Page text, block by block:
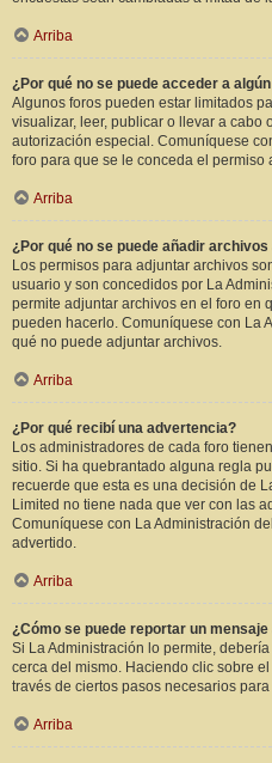
Arriba
¿Por qué no se puede acceder a
Algunos foros pueden estar limitados
visualizar, leer, publicar o llevar a cabo
autorización especial. Comuníquese
foro para que se le conceda el permiso
Arriba
¿Por qué no se puede añadir
Los permisos para adjuntar archivos
usuario y son concedidos por La
permite adjuntar archivos en el foro en
pueden hacerlo. Comuníquese con La
qué no puede adjuntar archivos.
Arriba
¿Por qué recibí una advertencia?
Los administradores de cada foro
sitio. Si ha quebrantado alguna regla
recuerde que esta es una decisión de
Limited no tiene nada que ver con las
Comuníquese con La Administración
advertido.
Arriba
¿Cómo se puede reportar un
Si La Administración lo permite,
cerca del mismo. Haciendo clic sobre
través de ciertos pasos necesarios
Arriba